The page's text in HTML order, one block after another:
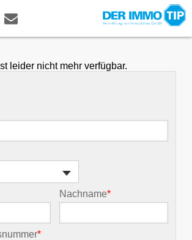
leider nicht mehr verfügbar.
Nachname*
*